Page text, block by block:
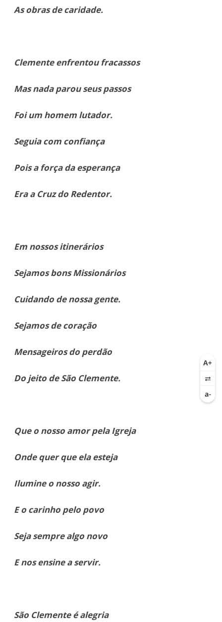
As obras de caridade.
Clemente enfrentou fracassos
Mas nada parou seus passos
Foi um homem lutador.
Seguia com confiança
Pois a força da esperança
Era a Cruz do Redentor.
Em nossos itinerários
Sejamos bons Missionários
Cuidando de nossa gente.
Sejamos de coração
Mensageiros do perdão
Do jeito de São Clemente.
Que o nosso amor pela Igreja
Onde quer que ela esteja
Ilumine o nosso agir.
E o carinho pelo povo
Seja sempre algo novo
E nos ensine a servir.
São Clemente é alegria